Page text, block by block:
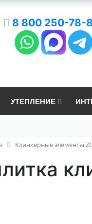
8 800 250-78-
УТЕПЛЕНИЕ
Клинкерные элементы